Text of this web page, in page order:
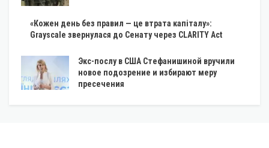
«Кожен день без правил — це втрата капіталу»:
Grayscale звернулася до Сенату через CLARITY Act
Экс-послу в США Стефанишиной вручили
новое подозрение и избирают меру
пресечения